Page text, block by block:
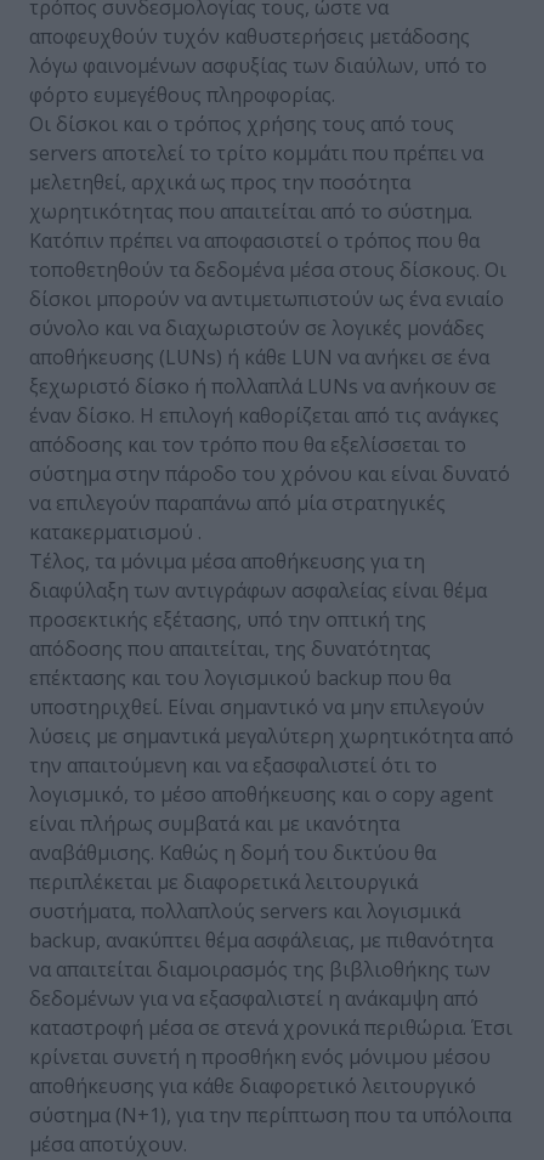
τρόπος συνδεσμολογίας τους, ώστε να
αποφευχθούν τυχόν καθυστερήσεις μετάδοσης
λόγω φαινομένων ασφυξίας των διαύλων, υπό το
φόρτο ευμεγέθους πληροφορίας.
Οι δίσκοι και ο τρόπος χρήσης τους από τους
servers αποτελεί το τρίτο κομμάτι που πρέπει να
μελετηθεί, αρχικά ως προς την ποσότητα
χωρητικότητας που απαιτείται από το σύστημα.
Κατόπιν πρέπει να αποφασιστεί ο τρόπος που θα
τοποθετηθούν τα δεδομένα μέσα στους δίσκους. Οι
δίσκοι μπορούν να αντιμετωπιστούν ως ένα ενιαίο
σύνολο και να διαχωριστούν σε λογικές μονάδες
αποθήκευσης (LUNs) ή κάθε LUN να ανήκει σε ένα
ξεχωριστό δίσκο ή πολλαπλά LUNs να ανήκουν σε
έναν δίσκο. Η επιλογή καθορίζεται από τις ανάγκες
απόδοσης και τον τρόπο που θα εξελίσσεται το
σύστημα στην πάροδο του χρόνου και είναι δυνατό
να επιλεγούν παραπάνω από μία στρατηγικές
κατακερματισμού .
Τέλος, τα μόνιμα μέσα αποθήκευσης για τη
διαφύλαξη των αντιγράφων ασφαλείας είναι θέμα
προσεκτικής εξέτασης, υπό την οπτική της
απόδοσης που απαιτείται, της δυνατότητας
επέκτασης και του λογισμικού backup που θα
υποστηριχθεί. Είναι σημαντικό να μην επιλεγούν
λύσεις με σημαντικά μεγαλύτερη χωρητικότητα από
την απαιτούμενη και να εξασφαλιστεί ότι το
λογισμικό, το μέσο αποθήκευσης και ο copy agent
είναι πλήρως συμβατά και με ικανότητα
αναβάθμισης. Καθώς η δομή του δικτύου θα
περιπλέκεται με διαφορετικά λειτουργικά
συστήματα, πολλαπλούς servers και λογισμικά
backup, ανακύπτει θέμα ασφάλειας, με πιθανότητα
να απαιτείται διαμοιρασμός της βιβλιοθήκης των
δεδομένων για να εξασφαλιστεί η ανάκαμψη από
καταστροφή μέσα σε στενά χρονικά περιθώρια. Έτσι
κρίνεται συνετή η προσθήκη ενός μόνιμου μέσου
αποθήκευσης για κάθε διαφορετικό λειτουργικό
σύστημα (N+1), για την περίπτωση που τα υπόλοιπα
μέσα αποτύχουν.